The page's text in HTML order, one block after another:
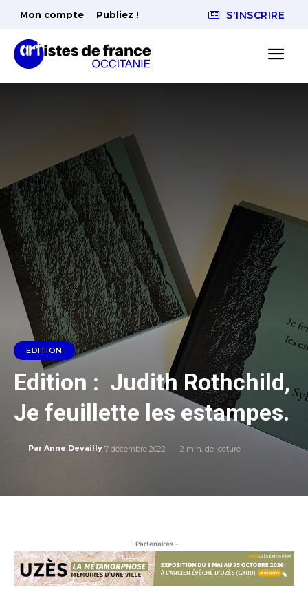
Mon compte Publiez ! S'INSCRIRE
EDITION
Edition : Judith Rothchild,
Je feuillette les estampes.
Par Anne Devailly 7 décembre 2022 2 min. de lecture
- Partenaires -